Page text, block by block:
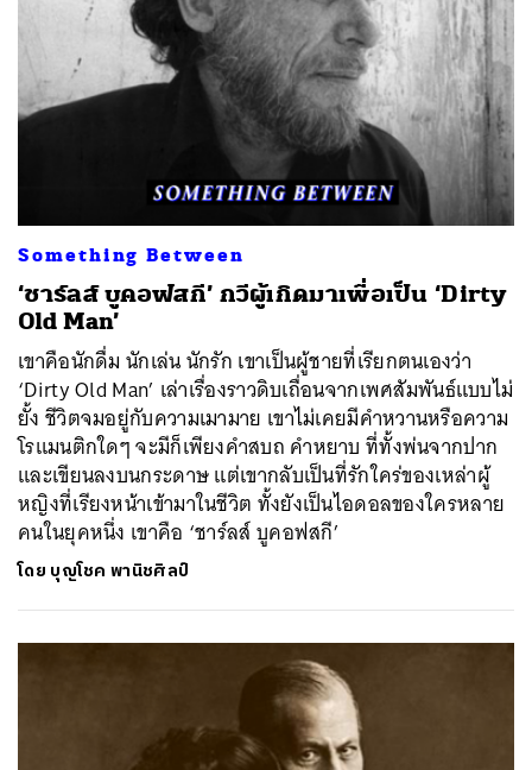
Something Between
‘ชาร์ลส์ บูคอฟสกี’ กวีผู้เกิดมาเพื่อเป็น ‘Dirty
Old Man’
เขาคือนักดื่ม นักเล่น นักรัก เขาเป็นผู้ชายที่เรียกตนเองว่า
‘Dirty Old Man’ เล่าเรื่องราวดิบเถื่อนจากเพศสัมพันธ์แบบไม่
ยั้ง ชีวิตจมอยู่กับความเมามาย เขาไม่เคยมีคำหวานหรือความ
โรแมนติกใดๆ จะมีก็เพียงคำสบถ คำหยาบ ที่ทั้งพ่นจากปาก
และเขียนลงบนกระดาษ แต่เขากลับเป็นที่รักใคร่ของเหล่าผู้
หญิงที่เรียงหน้าเข้ามาในชีวิต ทั้งยังเป็นไอดอลของใครหลาย
คนในยุคหนึ่ง เขาคือ ‘ชาร์ลส์ บูคอฟสกี’
โดย บุญโชค พานิชศิลป์